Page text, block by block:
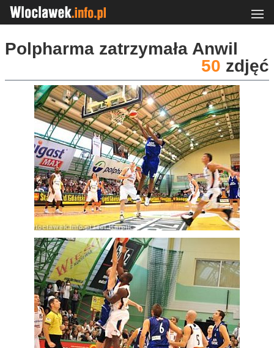
Polpharma zatrzymała Anwil
50 zdjęć